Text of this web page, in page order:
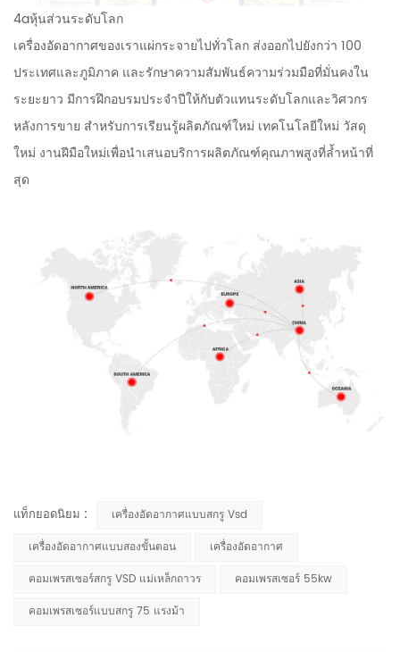
4aหุ้นส่วนระดับโลก
เครื่องอัดอากาศของเราแผ่กระจายไปทั่วโลก ส่งออกไปยังกว่า 100
ประเทศและภูมิภาค และรักษาความสัมพันธ์ความร่วมมือที่มั่นคงใน
ระยะยาว มีการฝึกอบรมประจำปีให้กับตัวแทนระดับโลกและวิศวกร
หลังการขาย สำหรับการเรียนรู้ผลิตภัณฑ์ใหม่ เทคโนโลยีใหม่ วัสดุ
ใหม่ งานฝีมือใหม่เพื่อนำเสนอบริการผลิตภัณฑ์คุณภาพสูงที่ล้ำหน้าที่
สุด
แท็กยอดนิยม :
เครื่องอัดอากาศแบบสกรู Vsd
เครื่องอัดอากาศแบบสองขั้นตอน
เครื่องอัดอากาศ
คอมเพรสเซอร์สกรู VSD แม่เหล็กถาวร
คอมเพรสเซอร์ 55kw
คอมเพรสเซอร์แบบสกรู 75 แรงม้า